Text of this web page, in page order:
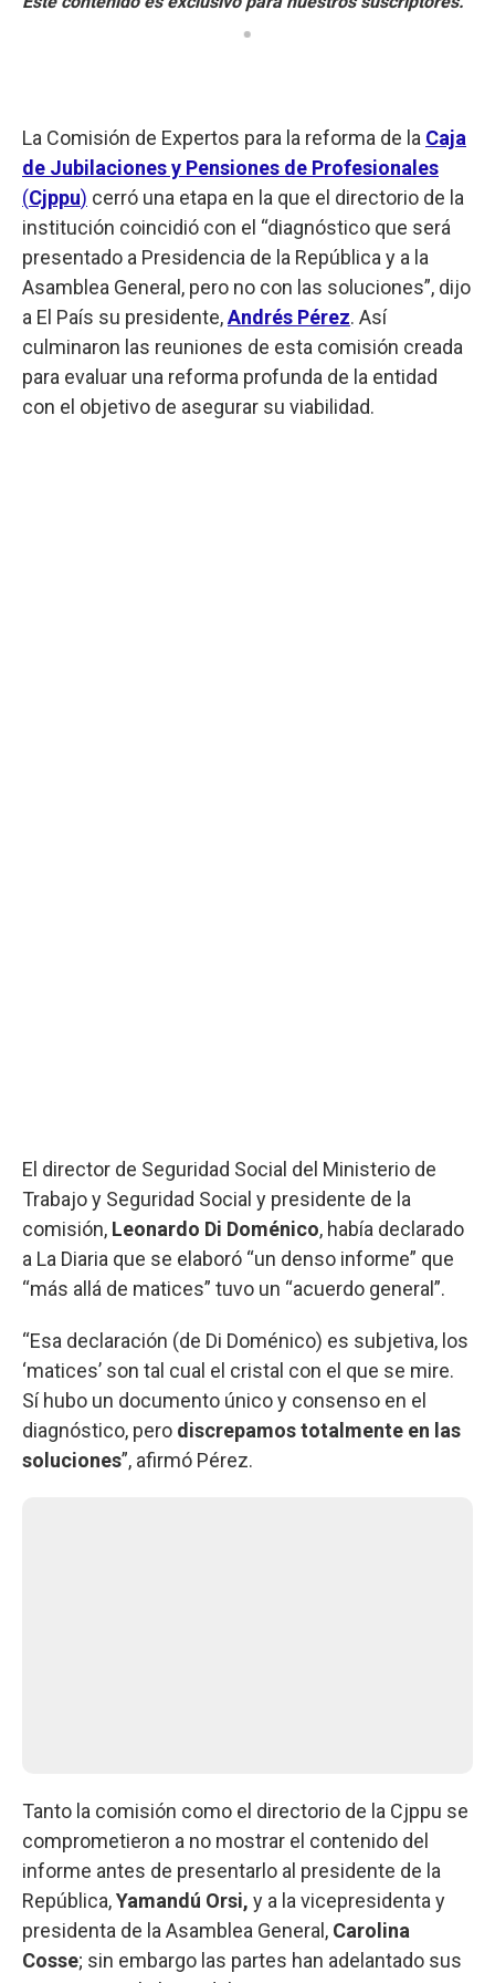
La Comisión de Expertos para la reforma de la Caja
de Jubilaciones y Pensiones de Profesionales
(Cjppu) cerró una etapa en la que el directorio de la
institución coincidió con el “diagnóstico que será
presentado a Presidencia de la República y a la
Asamblea General, pero no con las soluciones”, dijo
a El País su presidente,Andrés Pérez. Así
culminaron las reuniones de esta comisión creada
para evaluar una reforma profunda de la entidad
con el objetivo de asegurar su viabilidad.
El director de Seguridad Social del Ministerio de
Trabajo y Seguridad Social y presidente de la
comisión, Leonardo Di Doménico, había declarado
a La Diaria que se elaboró “un denso informe” que
“más allá de matices” tuvo un “acuerdo general”.
“Esa declaración (de Di Doménico) es subjetiva, los
‘matices’ son tal cual el cristal con el que se mire.
Sí hubo un documento único y consenso en el
diagnóstico, pero discrepamos totalmente en las
soluciones”, afirmó Pérez.
Tanto la comisión como el directorio de la Cjppu se
comprometieron a no mostrar el contenido del
informe antes de presentarlo al presidente de la
República,Yamandú Orsi, y a la vicepresidenta y
presidenta de la Asamblea General, Carolina
Cosse; sin embargo las partes han adelantado sus